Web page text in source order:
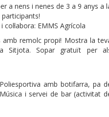
a nens i nenes de 3 a 9 anys a
EMMS Agrícola
amb remolc propi! Mostra la
Sitjota. Sopar gratuït per
amb botifarra, pa
i servei de bar (activitat